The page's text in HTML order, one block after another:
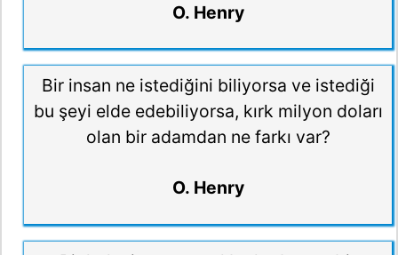
O. Henry
Bir insan ne istediğini biliyorsa ve istediği
bu şeyi elde edebiliyorsa, kırk milyon doları
olan bir adamdan ne farkı var?
O. Henry